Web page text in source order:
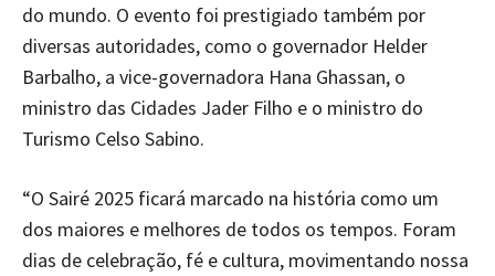
do mundo. O evento foi prestigiado também por
diversas autoridades, como o governador Helder
Barbalho, a vice-governadora Hana Ghassan, o
ministro das Cidades Jader Filho e o ministro do
Turismo Celso Sabino.
“O Sairé 2025 ficará marcado na história como um
dos maiores e melhores de todos os tempos. Foram
dias de celebração, fé e cultura, movimentando nossa